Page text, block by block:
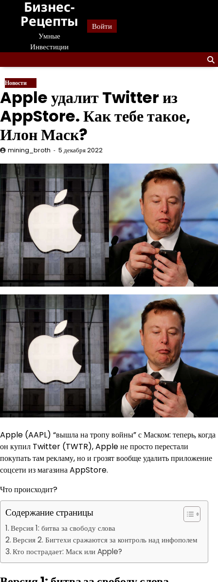
Перейти
содержанию
Бизнес-
Рецепты
Умные
Инвестиции
Войти
Новости
Apple удалит Twitter из
AppStore. Как тебе такое,
Илон Маск?
mining_broth 5 декабря 2022
Apple (AAPL) “вышла на тропу войны” с Маском: теперь, когда
он купил Twitter (TWTR), Apple не просто перестали
покупать там рекламу, но и грозят вообще удалить приложение
соцсети из магазина AppStore.
Что происходит?
Содержание страницы
Версия 1: битва за свободу слова
Версия 2. Бигтехи сражаются за контроль над инфополем
Кто пострадает: Маск или Apple?